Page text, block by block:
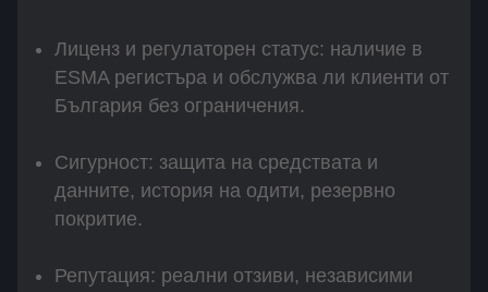
Лиценз и регулаторен статус: наличие в
ESMA регистъра и обслужва ли клиенти от
България без ограничения.
Сигурност: защита на средствата и
данните, история на одити, резервно
покритие.
Репутация: реални отзиви, независими